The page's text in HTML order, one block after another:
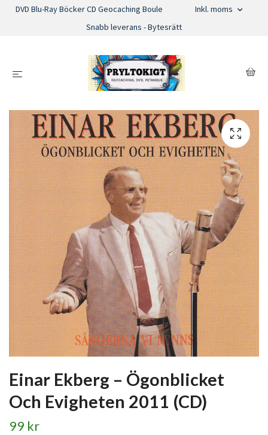
DVD Blu-Ray Böcker CD Geocaching Boule
Inkl. moms
Snabb leverans - Bytesrätt
Einar Ekberg – Ögonblicket
Och Evigheten 2011 (CD)
99 kr